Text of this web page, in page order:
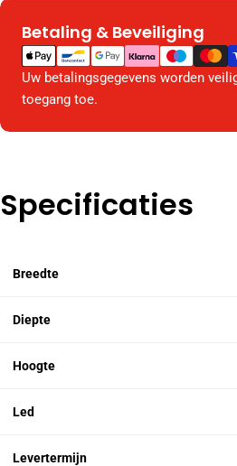
Betaling & Beveiliging
Betaalmethodes
Uw betalingsgegevens worden
toegang toe.
Specificaties
Breedte
Diepte
Hoogte
Led
Levertermijn